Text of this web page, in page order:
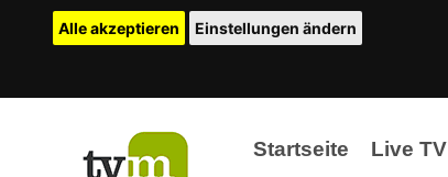
Alle akzeptieren Einstellungen ändern
Startseite Live TV